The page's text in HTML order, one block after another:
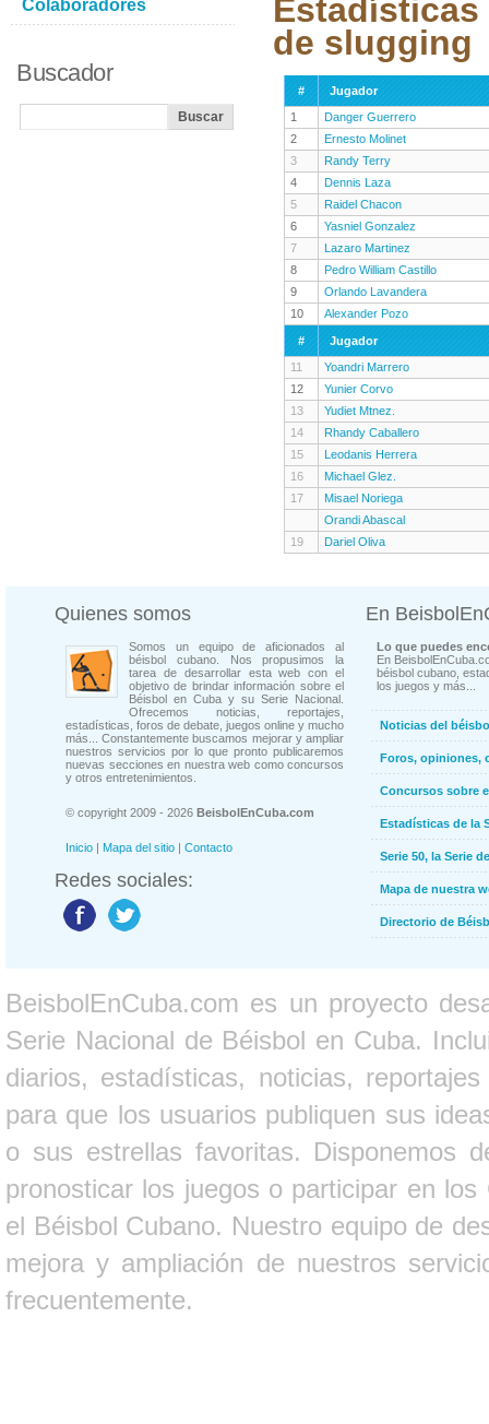
Estadísticas
de slugging
#
Jugador
1
Danger Guerrero
2
Ernesto Molinet
3
Randy Terry
4
Dennis Laza
5
Raidel Chacon
6
Yasniel Gonzalez
7
Lazaro Martinez
8
Pedro William Castillo
9
Orlando Lavandera
10
Alexander Pozo
#
Jugador
11
Yoandri Marrero
12
Yunier Corvo
13
Yudiet Mtnez.
14
Rhandy Caballero
15
Leodanis Herrera
16
Michael Glez.
17
Misael Noriega
Orandi Abascal
19
Dariel Oliva
Colaboradores
Buscador
Quienes somos
Somos un equipo de aficionados al
béisbol cubano. Nos propusimos la
tarea de desarrollar esta web con el
objetivo de brindar información sobre el
Béisbol en Cuba y su Serie Nacional.
Ofrecemos noticias, reportajes,
estadísticas, foros de debate, juegos online y mucho
más... Constantemente buscamos mejorar y ampliar
nuestros servicios por lo que pronto publicaremos
nuevas secciones en nuestra web como concursos
y otros entretenimientos.
© copyright 2009 - 2026 BeisbolEnCuba.com
Inicio | Mapa del sitio | Contacto
Redes sociales:
En
Lo que puedes
En
béisbol cubano,
los juegos y más...
Noticias del
Foros, opiniones,
Concursos sobre
Estadísticas de la
Serie 50, la Serie
Mapa de nuestra
Directorio de
BeisbolEnCuba.com es un proyecto
Serie Nacional de Béisbol en Cuba.
diarios, estadísticas, noticias,
para que los usuarios publiquen sus
o sus estrellas favoritas. Disponemos
pronosticar los juegos o participar en
el Béisbol Cubano. Nuestro equipo de
mejora y ampliación de nuestros
frecuentemente.